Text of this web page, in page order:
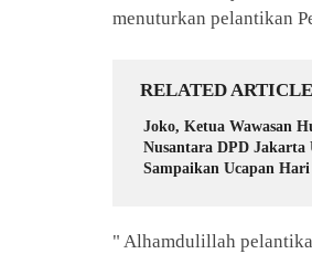
menuturkan pelantikan
RELATED ARTICLE
Joko, Ketua Wawasan
Nusantara DPD Jakarta
Sampaikan Ucapan
" Alhamdulillah